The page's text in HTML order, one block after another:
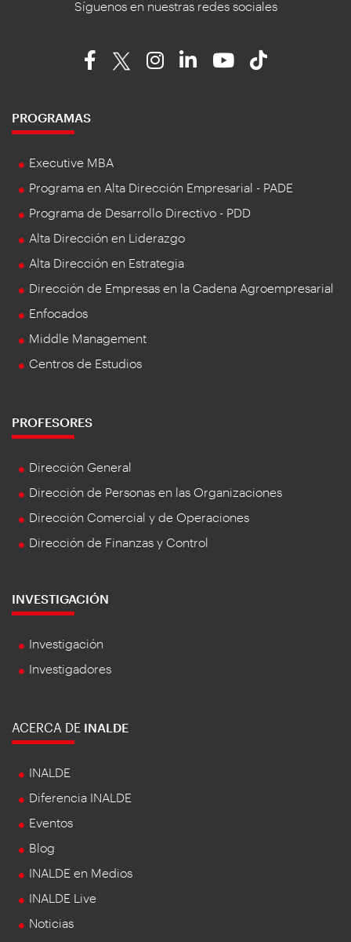
Síguenos en nuestras redes sociales
PROGRAMAS
Executive MBA
Programa en Alta Dirección Empresarial - PADE
Programa de Desarrollo Directivo - PDD
Alta Dirección en Liderazgo
Alta Dirección en Estrategia
Dirección de Empresas en la Cadena Agroempresarial
Enfocados
Middle Management
Centros de Estudios
PROFESORES
Dirección General
Dirección de Personas en las Organizaciones
Dirección Comercial y de Operaciones
Dirección de Finanzas y Control
INVESTIGACIÓN
Investigación
Investigadores
ACERCA DE INALDE
INALDE
Diferencia INALDE
Eventos
Blog
INALDE en Medios
INALDE Live
Noticias